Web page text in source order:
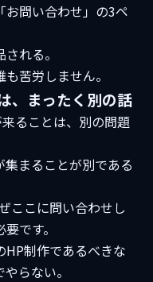
お問い合わせ」の3ペ
れる。
苦労しません。
、まったく別の話
ることは、別の問題
まることが別である
ここに問い合わせし
です。
HP制作であるべきな
らない。